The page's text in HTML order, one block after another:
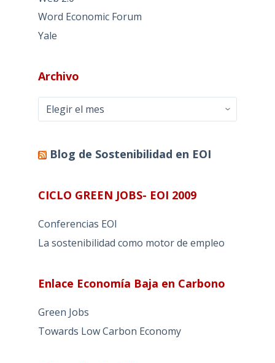
Word Economic Forum
Yale
Archivo
Archivo
Blog de Sostenibilidad en EOI
CICLO GREEN JOBS- EOI 2009
Conferencias EOI
La sostenibilidad como motor de empleo
Enlace Economía Baja en Carbono
Green Jobs
Towards Low Carbon Economy